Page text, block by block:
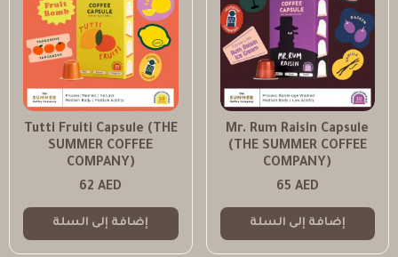
Mr. Rum Raisin Capsule
(THE SUMMER COFFEE
COMPANY)
65 AED
إضافة إلى السلة
Tutti Fruiti Capsule (THE
SUMMER COFFEE
COMPANY)
62AED
إضافة إلى السلة